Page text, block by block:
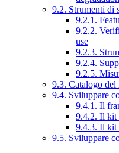
9.2. Strumenti di
9.2.1.
9.2.2.
use
9.2.3.
9.2.4.
9.2.5.
9.3. Catalogo del
9.4. Sviluppare
9.4.1. Il
9.4.2. Il kit
9.4.3. Il kit
9.5. Sviluppare